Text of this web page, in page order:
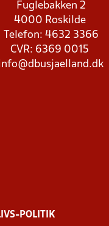
Fuglebakken 2
4000 Roskilde
Telefon: 4632 3366
CVR: 6369 0015
POLITIK